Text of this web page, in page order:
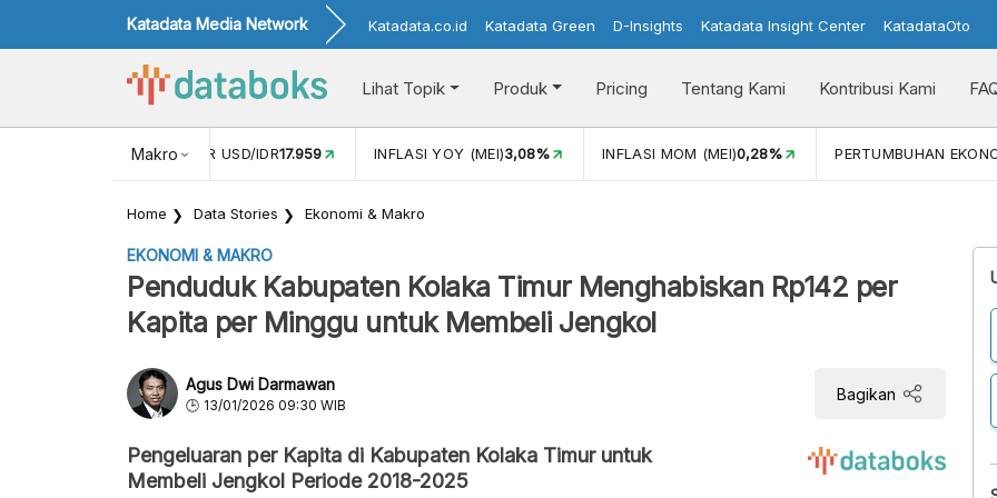
Katadata Media Network Katadata.co.id Katadata Green D-Insights Katadata Insight Center KatadataOto
Lihat Topik Produk Pricing Tentang Kami Kontribusi Kami
Makro
NILAI TUKAR USD/IDR17.959 INFLASI YOY (MEI)3,08% INFLASI MOM (MEI)0,28% PERTUMBUHAN
Home Data Stories Ekonomi & Makro
EKONOMI & MAKRO
Penduduk Kabupaten Kolaka Timur Menghabiskan Rp142 per
Kapita per Minggu untuk Membeli Jengkol
Agus Dwi Darmawan
13/01/2026 09:30 WIB
Bagikan
Pengeluaran per Kapita di Kabupaten Kolaka Timur untuk
Membeli Jengkol Periode 2018-2025